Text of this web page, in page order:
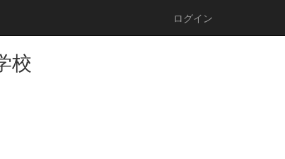
ログイン
校